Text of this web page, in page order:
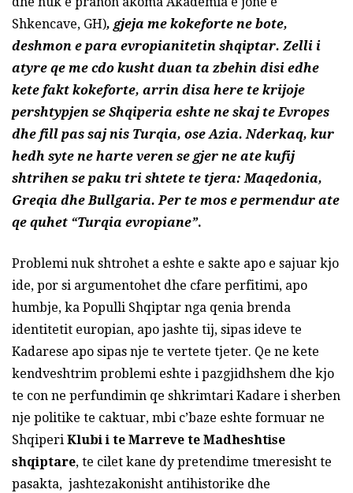
Shkencave, GH), gjeja me kokeforte ne bote,
deshmon e para evropianitetin shqiptar. Zelli i
atyre qe me cdo kusht duan ta zbehin disi edhe
kete fakt kokeforte, arrin disa here te krijoje
pershtypjen se Shqiperia eshte ne skaj te Evropes
dhe fill pas saj nis Turqia, ose Azia. Nderkaq, kur
hedh syte ne harte veren se gjer ne ate kufij
shtrihen se paku tri shtete te tjera: Maqedonia,
Greqia dhe Bullgaria. Per te mos e permendur ate
qe quhet “Turqia evropiane”.
Problemi nuk shtrohet a eshte e sakte apo e sajuar kjo
ide, por si argumentohet dhe cfare perfitimi, apo
humbje, ka Populli Shqiptar nga qenia brenda
identitetit europian, apo jashte tij, sipas ideve te
Kadarese apo sipas nje te vertete tjeter. Qe ne kete
kendveshtrim problemi eshte i pazgjidhshem dhe kjo
te con ne perfundimin qe shkrimtari Kadare i sherben
nje politike te caktuar, mbi c’baze eshte formuar ne
Shqiperi Klubi i te Marreve te Madheshtise
shqiptare, te cilet kane dy pretendime tmeresisht te
pasakta, jashtezakonisht antihistorike dhe